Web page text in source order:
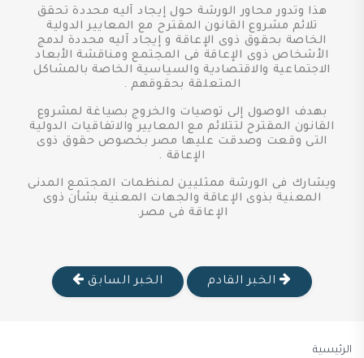
هذا وتدور محاور الورشة حول إيجاد آليه محددة تحقق
تلائم مشروع القانون المقترح مع المعايير الدولية
الخاصة بحقوق ذوى الإعاقة و إيجاد آليه محددة لدمج
الأشخاص ذوى الإعاقة فى المجتمع ومناقشة الأبعاد
الاجتماعية والاقتصادية والسياسية الخاصة بالمشاكل
المتعلقة بحقوقهم .
بهدف الوصول إلى توصيات والخروج بصياغة لمشروع
القانون المقترح لتتلائم مع المعايير والاتفاقيات الدولية
التى وقعت وصدقت عليها مصر بخصوص حقوق ذوى
الإعاقة .
ويشارك فى الورشة ممثليين لمنظمات المجتمع المدنى
المعنية بذوى الإعاقة والجهات المعنية بشأن ذوى
الإعاقة فى مصر.
الخبر القادم الخبر السابق
الرئيسية